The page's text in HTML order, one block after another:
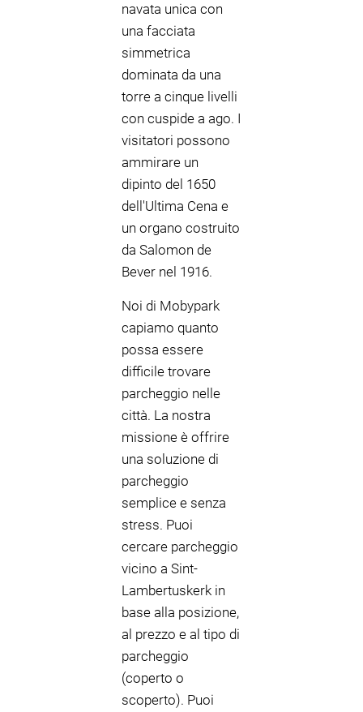
navata unica con
una facciata
simmetrica
dominata da una
torre a cinque livelli
con cuspide a ago. I
visitatori possono
ammirare un
dipinto del 1650
dell'Ultima Cena e
un organo costruito
da Salomon de
Bever nel 1916.
Noi di Mobypark
capiamo quanto
possa essere
difficile trovare
parcheggio nelle
città. La nostra
missione è offrire
una soluzione di
parcheggio
semplice e senza
stress. Puoi
cercare parcheggio
vicino a Sint-
Lambertuskerk in
base alla posizione,
al prezzo e al tipo di
parcheggio
(coperto o
scoperto). Puoi